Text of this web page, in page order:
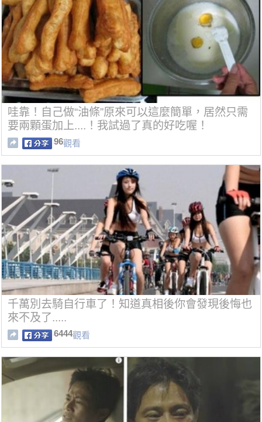
哇靠！自己做“油條”原來可以這麼簡單，居然只需
要兩顆蛋加上....！我試過了真的好吃喔！
96觀看
千萬別去騎自行車了！知道真相後你會發現後悔也
來不及了.....
6444觀看